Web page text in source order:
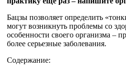
Бацзы позволяет определить
могут возникнуть проблемы со
особенности своего организма –
более серьезные заболевания.
Содержание: